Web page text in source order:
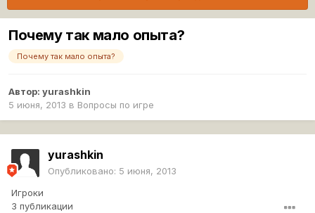
Почему так мало опыта?
Почему так мало опыта?
Автор: yurashkin
5 июня, 2013 в Вопросы по игре
yurashkin
Опубликовано: 5 июня, 2013
Игроки
3 публикации